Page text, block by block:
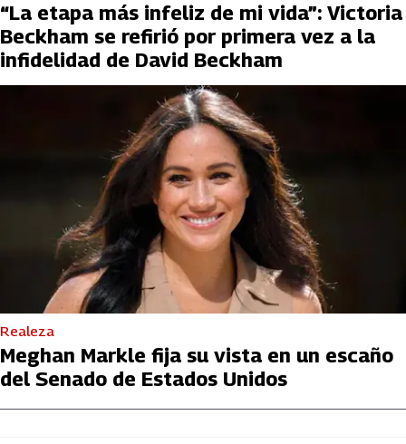
“La etapa más infeliz de mi vida”: Victoria
Beckham se refirió por primera vez a la
infidelidad de David Beckham
Realeza
Meghan Markle fija su vista en un escaño
del Senado de Estados Unidos